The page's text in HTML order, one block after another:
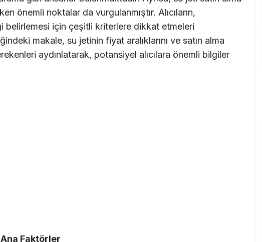
önemli noktalar da vurgulanmıştır. Alıcıların,
belirlemesi için çeşitli kriterlere dikkat etmeleri
makale, su jetinin fiyat aralıklarını ve satın alma
aydınlatarak, potansiyel alıcılara önemli bilgiler
Faktörler